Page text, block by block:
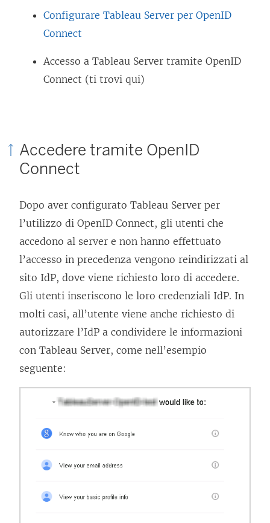
Configurare Tableau Server per OpenID
Connect
Accesso a Tableau Server tramite OpenID
Connect (ti trovi qui)
Accedere tramite OpenID
Connect
Dopo aver configurato Tableau Server per
l’utilizzo di OpenID Connect, gli utenti che
accedono al server e non hanno effettuato
l’accesso in precedenza vengono reindirizzati al
sito IdP, dove viene richiesto loro di accedere.
Gli utenti inseriscono le loro credenziali IdP. In
molti casi, all’utente viene anche richiesto di
autorizzare l’IdP a condividere le informazioni
con Tableau Server, come nell’esempio
seguente: